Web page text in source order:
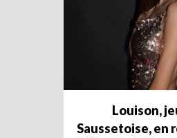
Louison,
Saussetoise, en